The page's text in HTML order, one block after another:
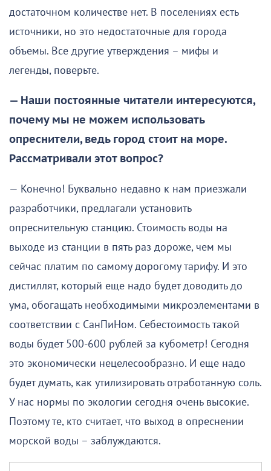
достаточном количестве нет. В поселениях есть
источники, но это недостаточные для города
объемы. Все другие утверждения – мифы и
легенды, поверьте.
— Наши постоянные читатели интересуются,
почему мы не можем использовать
опреснители, ведь город стоит на море.
Рассматривали этот вопрос?
— Конечно! Буквально недавно к нам приезжали
разработчики, предлагали установить
опреснительную станцию. Стоимость воды на
выходе из станции в пять раз дороже, чем мы
сейчас платим по самому дорогому тарифу. И это
дистиллят, который еще надо будет доводить до
ума, обогащать необходимыми микроэлементами в
соответствии с СанПиНом. Себестоимость такой
воды будет 500-600 рублей за кубометр! Сегодня
это экономически нецелесообразно. И еще надо
будет думать, как утилизировать отработанную соль.
У нас нормы по экологии сегодня очень высокие.
Поэтому те, кто считает, что выход в опреснении
морской воды – заблуждаются.